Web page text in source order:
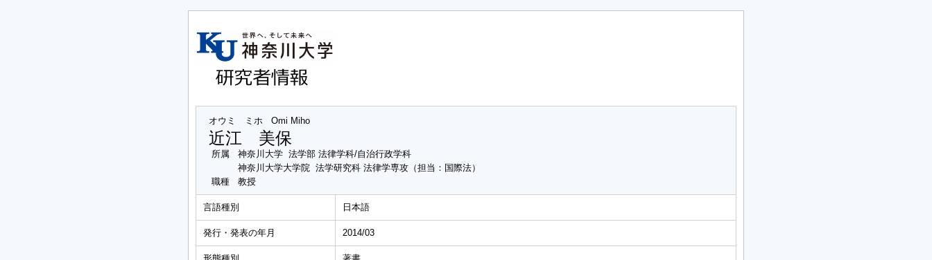
オウミ ミホ Omi Miho
近江 美保
所属
神奈川大学 法学部 法律学科/自治行政学科
神奈川大学大学院 法学研究科 法律学専攻（担当：国際法）
職種
教授
言語種別 日本語
発行・発表の年月 2014/03